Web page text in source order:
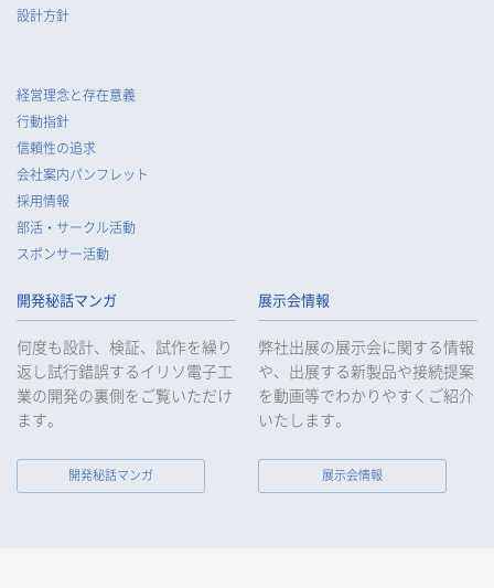
設計方針
経営理念と存在意義
行動指針
信頼性の追求
会社案内パンフレット
採用情報
部活・サークル活動
スポンサー活動
開発秘話マンガ
何度も設計、検証、試作を繰り
返し試行錯誤するイリソ電子工
業の開発の裏側をご覧いただけ
ます。
開発秘話マンガ
展示会情報
弊社出展の展示会に関する情報
や、出展する新製品や接続提案
を動画等でわかりやすくご紹介
いたします。
展示会情報